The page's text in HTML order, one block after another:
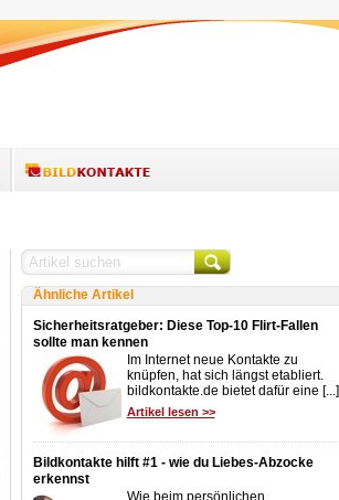
Ähnliche Artikel
Sicherheitsratgeber: Diese Top-10 Flirt-Fallen
sollte man kennen
Im Internet neue Kontakte zu
knüpfen, hat sich längst etabliert.
bildkontakte.de bietet dafür eine [...]
Artikel lesen >>
Bildkontakte hilft #1 - wie du Liebes-Abzocke
erkennst
Wie beim persönlichen